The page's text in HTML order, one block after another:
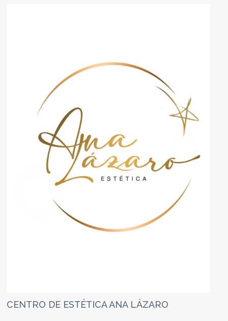
CENTRO DE ESTÉTICA ANA LÁZARO